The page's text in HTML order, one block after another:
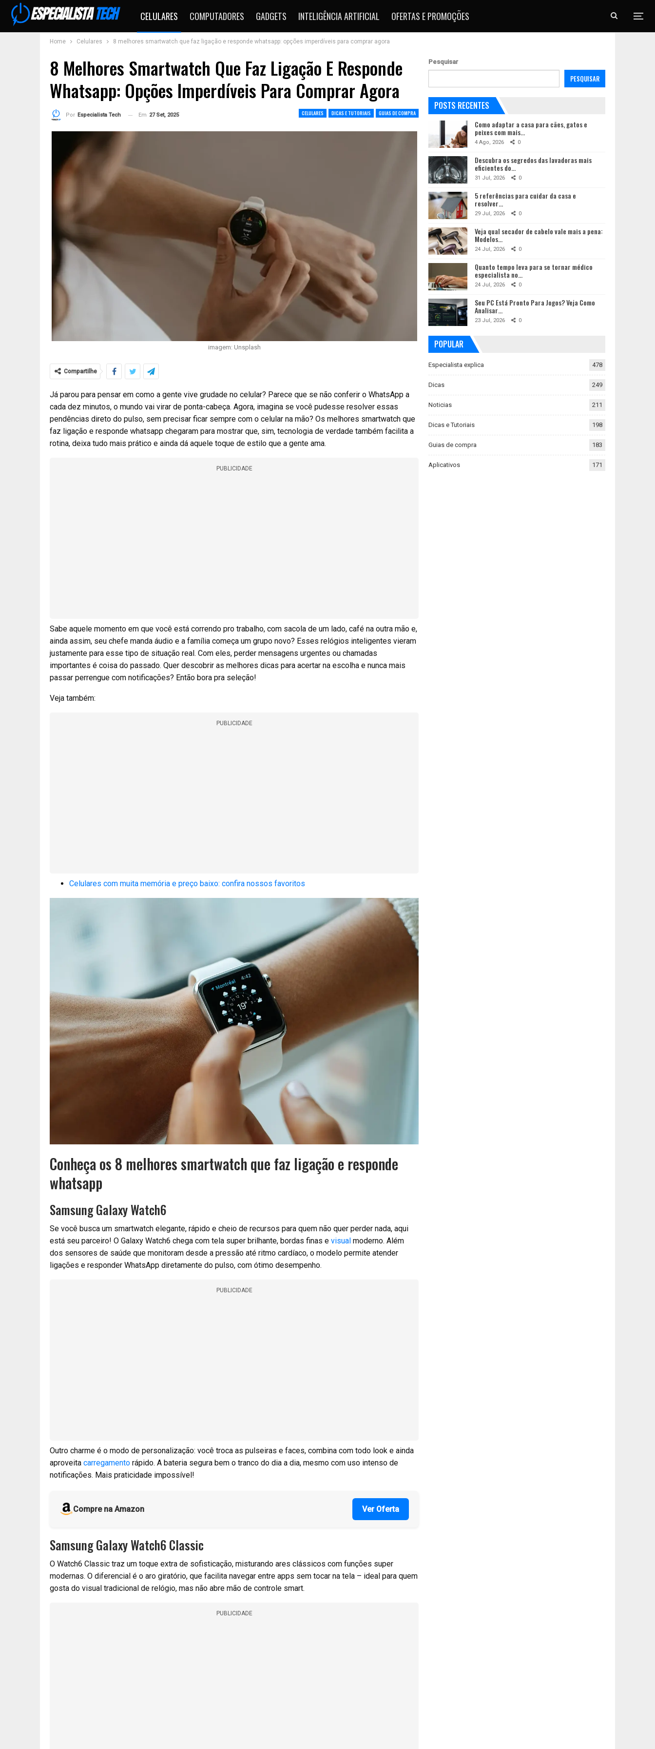
CELULARES COMPUTADORES GADGETS INTELIGÊNCIA ARTIFICIAL OFERTAS E PROMOÇÕES
Home Celulares 8 melhores smartwatch que faz ligação e responde whatsapp: opções imperdíveis para comprar agora
8 Melhores Smartwatch Que Faz Ligação E Responde
Whatsapp: Opções Imperdíveis Para Comprar Agora
CELULARES DICAS E TUTORIAIS GUIAS DE COMPRA
Por Especialista Tech Em 27 Set, 2025
imagem: Unsplash
Compartilhe
Já parou para pensar em como a gente vive grudade no celular? Parece que se não conferir o WhatsApp a
cada dez minutos, o mundo vai virar de ponta-cabeça. Agora, imagina se você pudesse resolver essas
pendências direto do pulso, sem precisar ficar sempre com o celular na mão? Os melhores smartwatch que
faz ligação e responde whatsapp chegaram para mostrar que, sim, tecnologia de verdade também facilita a
rotina, deixa tudo mais prático e ainda dá aquele toque de estilo que a gente ama.
PUBLICIDADE
Sabe aquele momento em que você está correndo pro trabalho, com sacola de um lado, café na outra mão e,
ainda assim, seu chefe manda áudio e a família começa um grupo novo? Esses relógios inteligentes vieram
justamente para esse tipo de situação real. Com eles, perder mensagens urgentes ou chamadas
importantes é coisa do passado. Quer descobrir as melhores dicas para acertar na escolha e nunca mais
passar perrengue com notificações? Então bora pra seleção!
Veja também:
PUBLICIDADE
Celulares com muita memória e preço baixo: confira nossos favoritos
Conheça os 8 melhores smartwatch que faz ligação e responde
whatsapp
Samsung Galaxy Watch6
Se você busca um smartwatch elegante, rápido e cheio de recursos para quem não quer perder nada, aqui
está seu parceiro! O Galaxy Watch6 chega com tela super brilhante, bordas finas e visual moderno. Além
dos sensores de saúde que monitoram desde a pressão até ritmo cardíaco, o modelo permite atender
ligações e responder WhatsApp diretamente do pulso, com ótimo desempenho.
PUBLICIDADE
Outro charme é o modo de personalização: você troca as pulseiras e faces, combina com todo look e ainda
aproveita carregamento rápido. A bateria segura bem o tranco do dia a dia, mesmo com uso intenso de
notificações. Mais praticidade impossível!
Compre na Amazon Ver Oferta
Samsung Galaxy Watch6 Classic
O Watch6 Classic traz um toque extra de sofisticação, misturando ares clássicos com funções super
modernas. O diferencial é o aro giratório, que facilita navegar entre apps sem tocar na tela – ideal para quem
gosta do visual tradicional de relógio, mas não abre mão de controle smart.
PUBLICIDADE
Pesquisar
PESQUISAR
POSTS RECENTES
Como adaptar a casa para cães, gatos e
peixes com mais…
4 Ago, 2026 0
Descubra os segredos das lavadoras mais
eficientes do…
31 Jul, 2026 0
5 referências para cuidar da casa e
resolver…
29 Jul, 2026 0
Veja qual secador de cabelo vale mais a pena:
Modelos…
24 Jul, 2026 0
Quanto tempo leva para se tornar médico
especialista no…
24 Jul, 2026 0
Seu PC Está Pronto Para Jogos? Veja Como
Analisar…
23 Jul, 2026 0
POPULAR
Especialista explica 478
Dicas 249
Noticias 211
Dicas e Tutoriais 198
Guias de compra 183
Aplicativos 171